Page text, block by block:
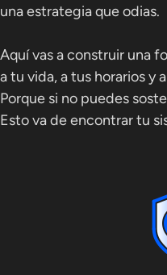
una estrategia que odias.
Aquí vas a construir una
a tu vida, a tus horarios y
Porque si no puedes
Esto va de encontrar tu